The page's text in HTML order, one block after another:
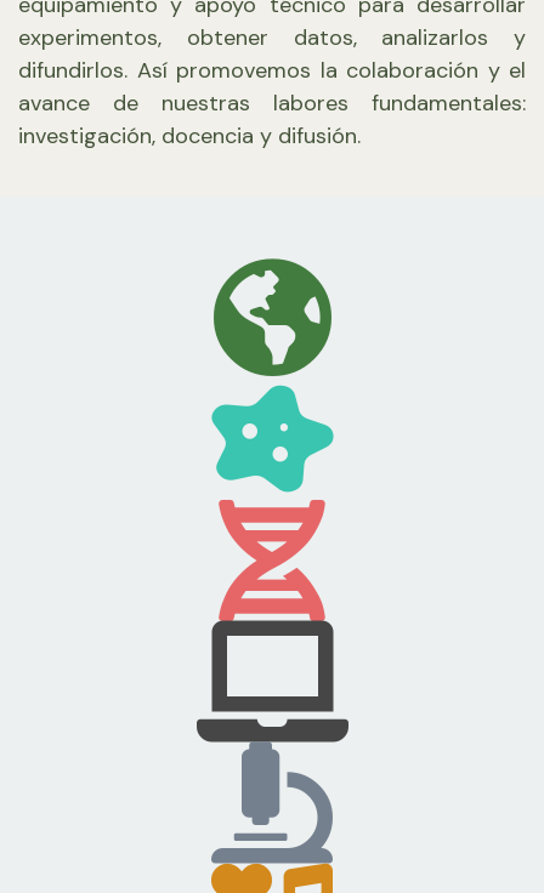
experimentos, obtener datos, analizarlos y
difundirlos. Así promovemos la colaboración y el
avance de nuestras labores fundamentales:
investigación, docencia y difusión.